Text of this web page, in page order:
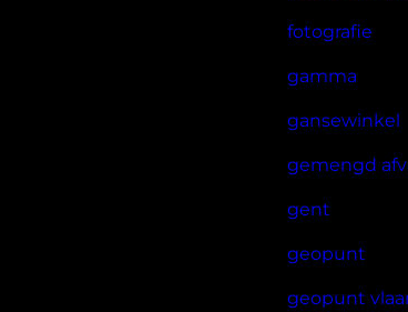
fotografie
gamma
gansewinkel
gemengd
gent
geopunt
geopunt